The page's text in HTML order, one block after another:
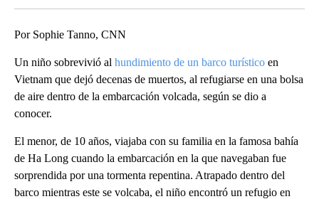
Por Sophie Tanno, CNN
Un niño sobrevivió al hundimiento de un barco turístico en
Vietnam que dejó decenas de muertos, al refugiarse en una bolsa
de aire dentro de la embarcación volcada, según se dio a
conocer.
El menor, de 10 años, viajaba con su familia en la famosa bahía
de Ha Long cuando la embarcación en la que navegaban fue
sorprendida por una tormenta repentina. Atrapado dentro del
barco mientras este se volcaba, el niño encontró un refugio en